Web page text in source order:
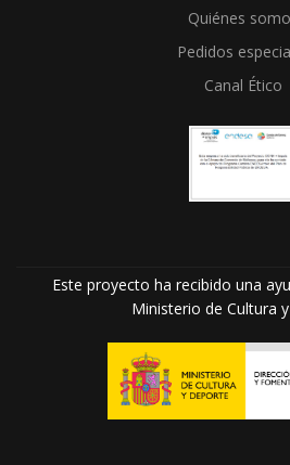
Quiénes
Pedidos
Canal Ético
Este proyecto ha recibido una
Ministerio de Cultura